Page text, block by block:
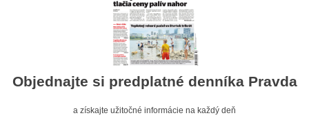
Objednajte si predplatné denníka Pravda
a získajte užitočné informácie na každý deň